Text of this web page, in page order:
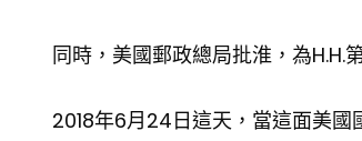
同時，美國郵政總局批淮，為H.H.
2018年6月24日這天，當這面美